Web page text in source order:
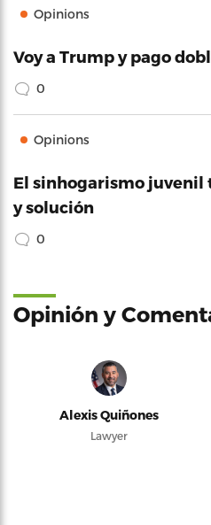
Opinions
Voy a Trump y pago
0
Opinions
El sinhogarismo juvenil
y solución
0
Opinión y
Alexis Quiñones
Lawyer